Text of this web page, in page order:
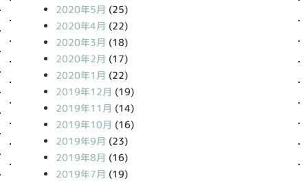
2020年5月 (25)
2020年4月 (22)
2020年3月 (18)
2020年2月 (17)
2020年1月 (22)
2019年12月 (19)
2019年11月 (14)
2019年10月 (16)
2019年9月 (23)
2019年8月 (16)
2019年7月 (19)